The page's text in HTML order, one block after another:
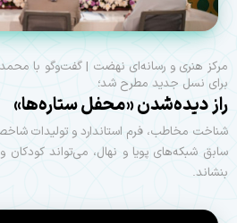
مرکز هنری و رسانه‌ای نهضت | گفت‌وگو با محمد
برای نسل جدید مطرح شد؛
راز دیده‌شدن «محفل ستاره‌ها»
شناخت مخاطب، فرم استاندارد و تولیدات
سابق شبکه‌های پویا و نهال، می‌تواند کودکان و
بنشاند.